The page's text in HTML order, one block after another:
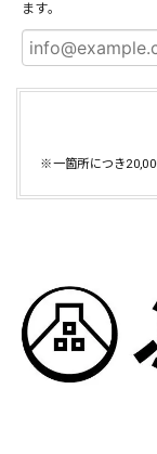
ます。
※一箇所につき